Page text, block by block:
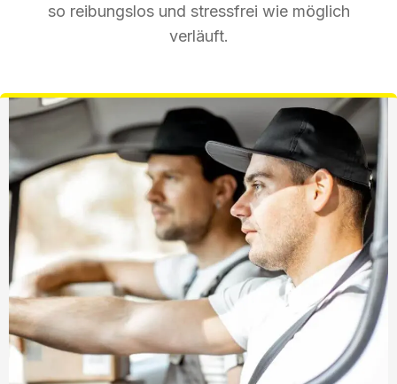
so reibungslos und stressfrei wie möglich
verläuft.